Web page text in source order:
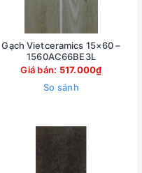
Gạch Vietceramics 15×60 –
1560AC66BE3L
Giá bán: 517.000₫
So sánh